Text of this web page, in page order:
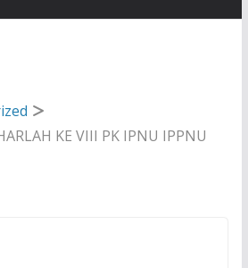
KE VIII PK IPNU IPPNU